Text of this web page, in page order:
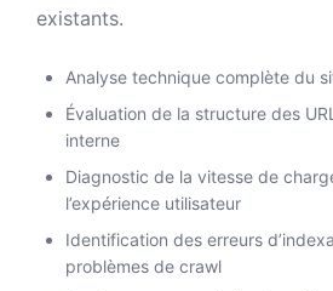
existants.
Analyse technique complète du
Évaluation de la structure des
interne
Diagnostic de la vitesse de
l’expérience utilisateur
Identification des erreurs
problèmes de crawl